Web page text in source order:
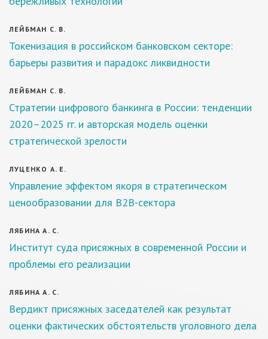
ЛЕЙБМАН С. В.
Токенизация в российском банковском секторе:
барьеры развития и парадокс ликвидности
ЛЕЙБМАН С. В.
Стратегии цифрового банкинга в России: тенденции
2020–2025 гг. и авторская модель оценки
стратегической зрелости
ЛУЦЕНКО А. Е.
Управление эффектом якоря в стратегическом
ценообразовании для B2B-сектора
ЛЯБИНА А. С.
Институт суда присяжных в современной России и
проблемы его реализации
ЛЯБИНА А. С.
Вердикт присяжных заседателей как результат
оценки фактических обстоятельств уголовного дела